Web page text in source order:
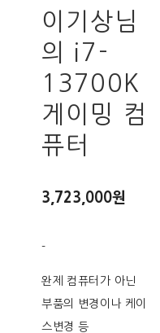
이기상님
의 i7-
13700K
게이밍 컴
퓨터
3,723,000원
-
완제 컴퓨터가 아닌
부품의 변경이나 케이
스변경 등